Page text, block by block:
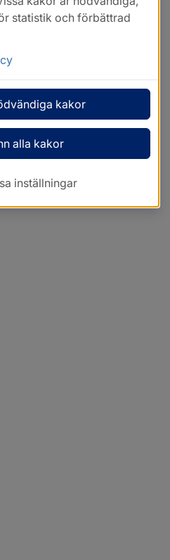
statistik och förbättrad
kakor
alla kakor
inställningar